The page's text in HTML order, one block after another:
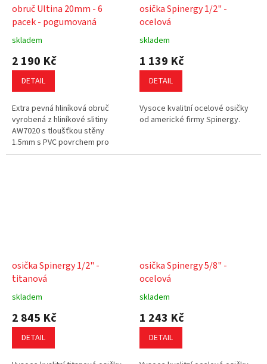
obruč Ultina 20mm - 6
pacek - pogumovaná
skladem
2 190 Kč
DETAIL
Extra pevná hliníková obruč
vyrobená z hliníkové slitiny
AW7020 s tloušťkou stěny
1.5mm s PVC povrchem pro
lepší grip
osička Spinergy 1/2" -
ocelová
skladem
1 139 Kč
DETAIL
Vysoce kvalitní ocelové osičky
od americké firmy Spinergy.
osička Spinergy 1/2" -
titanová
skladem
2 845 Kč
DETAIL
osička Spinergy 5/8" -
ocelová
skladem
1 243 Kč
DETAIL